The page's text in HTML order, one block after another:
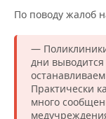
По поводу жалоб
—
дни
Практически
много